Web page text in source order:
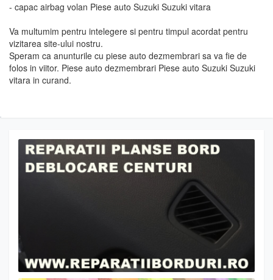
- capac airbag volan Piese auto Suzuki Suzuki vitara
Va multumim pentru intelegere si pentru timpul acordat pentru
vizitarea site-ului nostru.
Speram ca anunturile cu piese auto dezmembrari sa va fie de
folos in viitor. Piese auto dezmembrari Piese auto Suzuki Suzuki
vitara in curand.